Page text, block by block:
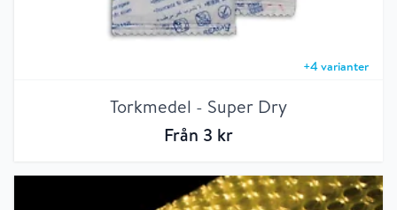
+4varianter
Torkmedel - Super Dry
Från 3 kr